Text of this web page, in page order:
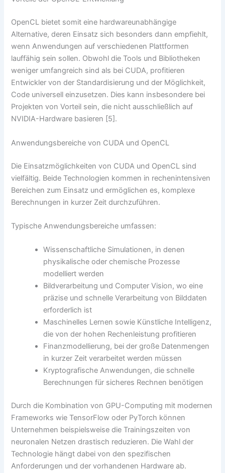
OpenCL bietet somit eine hardwareunabhängige
Alternative, deren Einsatz sich besonders dann empfiehlt,
wenn Anwendungen auf verschiedenen Plattformen
lauffähig sein sollen. Obwohl die Tools und Bibliotheken
weniger umfangreich sind als bei CUDA, profitieren
Entwickler von der Standardisierung und der Möglichkeit,
Code universell einzusetzen. Dies kann insbesondere bei
Projekten von Vorteil sein, die nicht ausschließlich auf
NVIDIA-Hardware basieren [5].
Anwendungsbereiche von CUDA und OpenCL
Die Einsatzmöglichkeiten von CUDA und OpenCL sind
vielfältig. Beide Technologien kommen in rechenintensiven
Bereichen zum Einsatz und ermöglichen es, komplexe
Berechnungen in kurzer Zeit durchzuführen.
Typische Anwendungsbereiche umfassen:
Wissenschaftliche Simulationen, in denen
physikalische oder chemische Prozesse
modelliert werden
Bildverarbeitung und Computer Vision, wo eine
präzise und schnelle Verarbeitung von Bilddaten
erforderlich ist
Maschinelles Lernen sowie Künstliche Intelligenz,
die von der hohen Rechenleistung profitieren
Finanzmodellierung, bei der große Datenmengen
in kurzer Zeit verarbeitet werden müssen
Kryptografische Anwendungen, die schnelle
Berechnungen für sicheres Rechnen benötigen
Durch die Kombination von GPU-Computing mit modernen
Frameworks wie TensorFlow oder PyTorch können
Unternehmen beispielsweise die Trainingszeiten von
neuronalen Netzen drastisch reduzieren. Die Wahl der
Technologie hängt dabei von den spezifischen
Anforderungen und der vorhandenen Hardware ab.